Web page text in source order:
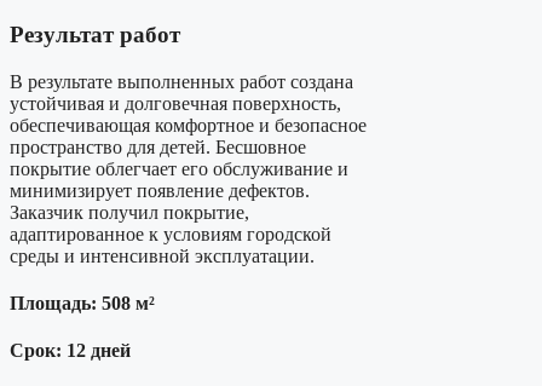
Результат работ
В результате выполненных работ создана
устойчивая и долговечная поверхность,
обеспечивающая комфортное и безопасное
пространство для детей. Бесшовное
покрытие облегчает его обслуживание и
минимизирует появление дефектов.
Заказчик получил покрытие,
адаптированное к условиям городской
среды и интенсивной эксплуатации.
Площадь: 508 м²
Срок: 12 дней